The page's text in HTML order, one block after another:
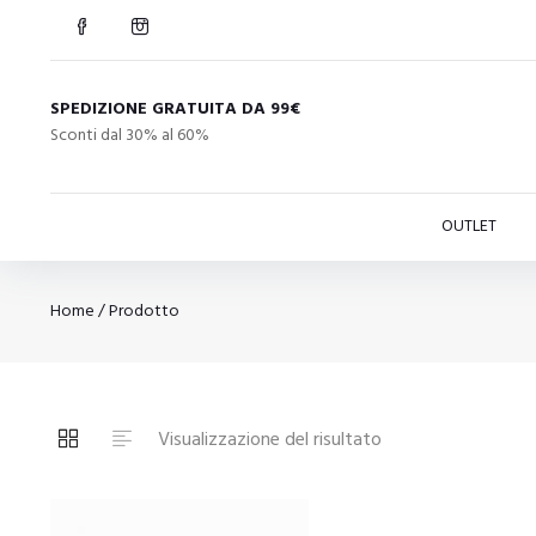
SPEDIZIONE GRATUITA DA 99€
Sconti dal 30% al 60%
OUTLET
Home/ Prodotto
Visualizzazione del risultato